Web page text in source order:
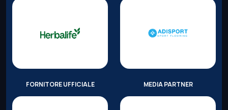
FORNITORE UFFICIALE MEDIA PARTNER